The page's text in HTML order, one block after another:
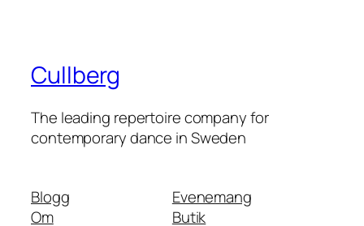
Cullberg
The leading repertoire company for
contemporary dance in Sweden
Blogg
Om
Evenemang
Butik